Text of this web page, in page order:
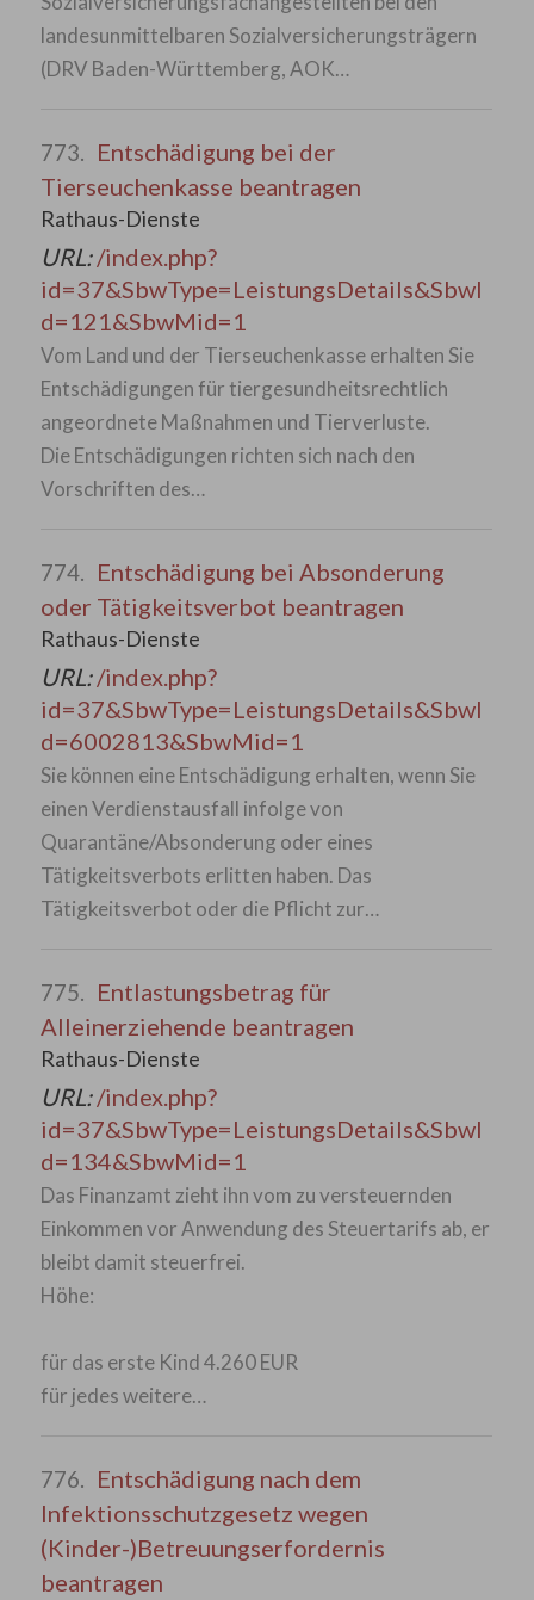
landesunmittelbaren Sozialversicherungsträgern
(DRV Baden-Württemberg, AOK…
773. Entschädigung bei der
Tierseuchenkasse beantragen
Rathaus-Dienste
URL:/index.php?
id=37&SbwType=LeistungsDetails&SbwI
d=121&SbwMid=1
Vom Land und der Tierseuchenkasse erhalten Sie
Entschädigungen für tiergesundheitsrechtlich
angeordnete Maßnahmen und Tierverluste.
Die Entschädigungen richten sich nach den
Vorschriften des…
774. Entschädigung bei Absonderung
oder Tätigkeitsverbot beantragen
Rathaus-Dienste
URL:/index.php?
id=37&SbwType=LeistungsDetails&SbwI
d=6002813&SbwMid=1
Sie können eine Entschädigung erhalten, wenn Sie
einen Verdienstausfall infolge von
Quarantäne/Absonderung oder eines
Tätigkeitsverbots erlitten haben. Das
Tätigkeitsverbot oder die Pflicht zur…
775. Entlastungsbetrag für
Alleinerziehende beantragen
Rathaus-Dienste
URL:/index.php?
id=37&SbwType=LeistungsDetails&SbwI
d=134&SbwMid=1
Das Finanzamt zieht ihn vom zu versteuernden
Einkommen vor Anwendung des Steuertarifs ab, er
bleibt damit steuerfrei.
Höhe:
für das erste Kind 4.260 EUR
für jedes weitere…
776. Entschädigung nach dem
Infektionsschutzgesetz wegen
(Kinder-)Betreuungserfordernis
beantragen